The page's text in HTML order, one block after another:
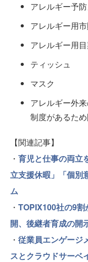
アレルギー予
アレルギー用
アレルギー用
ティッシュ
マスク
アレルギー外
制度があるため
【関連記事】
・ 育児と仕事の両
立支援休暇」「個別
ム
・ TOPIX100社の9
開、後継者育成の
・ 従業員エンゲー
スとクラウドサー